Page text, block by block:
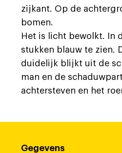
zijkant. Op de
bomen.
Het is licht bewolkt. In
stukken blauw te zien.
duidelijk blijkt uit de
man en de
achtersteven en het
Gegevens